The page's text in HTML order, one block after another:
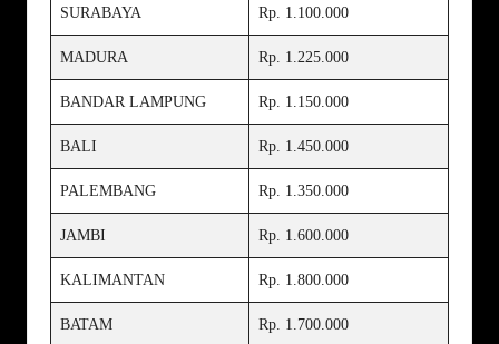
SURABAYA Rp. 1.100.000
MADURA Rp. 1.225.000
BANDAR LAMPUNG Rp. 1.150.000
BALI Rp. 1.450.000
PALEMBANG Rp. 1.350.000
JAMBI Rp. 1.600.000
KALIMANTAN Rp. 1.800.000
BATAM Rp. 1.700.000